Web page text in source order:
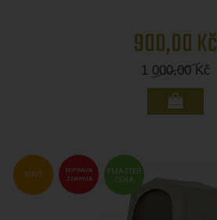
900,00 Kč
1 000,00Kč
FMASTER
CENA
DOPRAVA
ZDARMA
NOVÉ